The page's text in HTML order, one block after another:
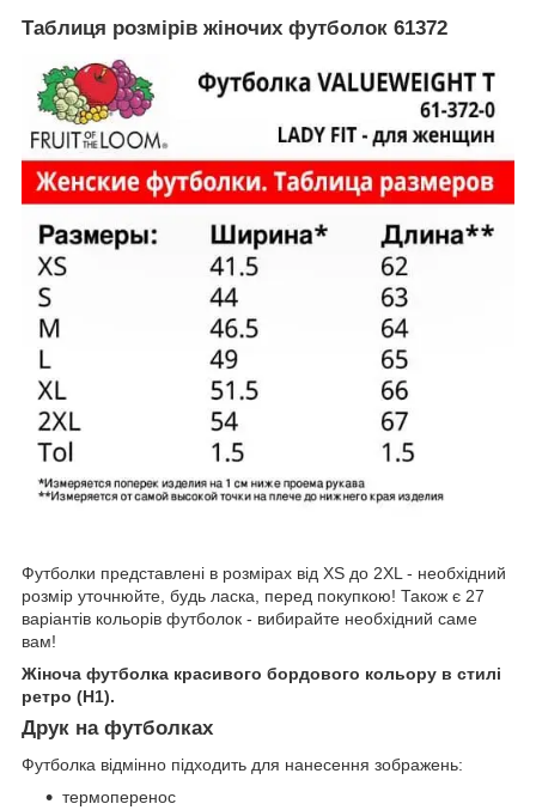
Таблиця розмірів жіночих футболок 61372
Футболки представлені в розмірах від XS до 2XL - необхідний
розмір уточнюйте, будь ласка, перед покупкою! Також є 27
варіантів кольорів футболок - вибирайте необхідний саме
вам!
Жіноча футболка красивого бордового кольору в стилі
ретро (H1).
Друк на футболках
Футболка відмінно підходить для нанесення зображень:
термоперенос